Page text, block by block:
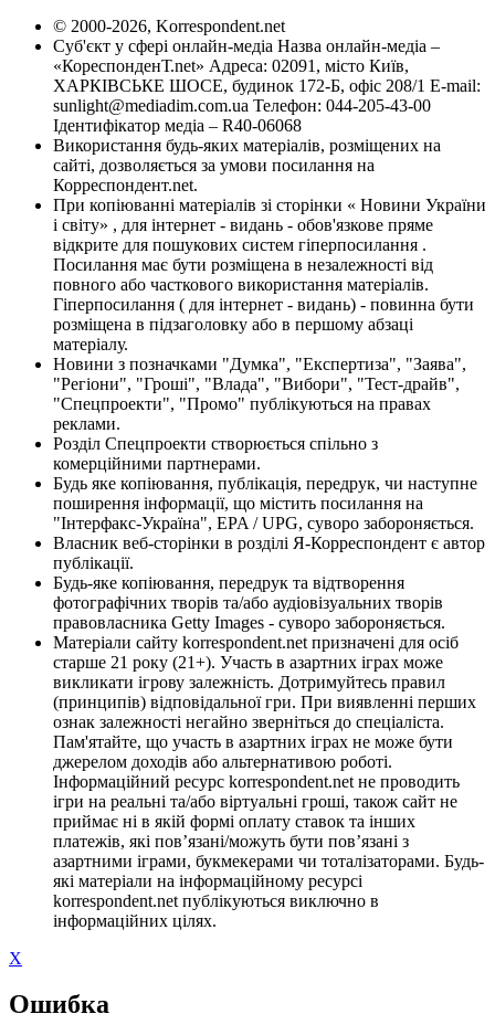
© 2000-2026, Korrespondent.net
Суб'єкт у сфері онлайн-медіа Назва онлайн-медіа –
«КореспонденТ.net» Адреса: 02091, місто Київ,
ХАРКІВСЬКЕ ШОСЕ, будинок 172-Б, офіс 208/1 E-mail:
sunlight@mediadim.com.ua Телефон: 044-205-43-00
Ідентифікатор медіа – R40-06068
Використання будь-яких матеріалів, розміщених на
сайті, дозволяється за умови посилання на
Корреспондент.net.
При копіюванні матеріалів зі сторінки « Новини України
і світу» , для інтернет - видань - обов'язкове пряме
відкрите для пошукових систем гіперпосилання .
Посилання має бути розміщена в незалежності від
повного або часткового використання матеріалів.
Гіперпосилання ( для інтернет - видань) - повинна бути
розміщена в підзаголовку або в першому абзаці
матеріалу.
Новини з позначками "Думка", "Експертиза", "Заява",
"Регіони", "Гроші", "Влада", "Вибори", "Тест-драйв",
"Спецпроекти", "Промо" публікуються на правах
реклами.
Розділ Спецпроекти створюється спільно з
комерційними партнерами.
Будь яке копіювання, публікація, передрук, чи наступне
поширення інформації, що містить посилання на
"Інтерфакс-Україна", EPA / UPG, суворо забороняється.
Власник веб-сторінки в розділі Я-Корреспондент є автор
публікації.
Будь-яке копіювання, передрук та відтворення
фотографічних творів та/або аудіовізуальних творів
правовласника Getty Images - суворо забороняється.
Матеріали сайту korrespondent.net призначені для осіб
старше 21 року (21+). Участь в азартних іграх може
викликати ігрову залежність. Дотримуйтесь правил
(принципів) відповідальної гри. При виявленні перших
ознак залежності негайно зверніться до спеціаліста.
Пам'ятайте, що участь в азартних іграх не може бути
джерелом доходів або альтернативою роботі.
Інформаційний ресурс korrespondent.net не проводить
ігри на реальні та/або віртуальні гроші, також сайт не
приймає ні в якій формі оплату ставок та інших
платежів, які пов’язані/можуть бути пов’язані з
азартними іграми, букмекерами чи тоталізаторами. Будь-
які матеріали на інформаційному ресурсі
korrespondent.net публікуються виключно в
інформаційних цілях.
X
Ошибка